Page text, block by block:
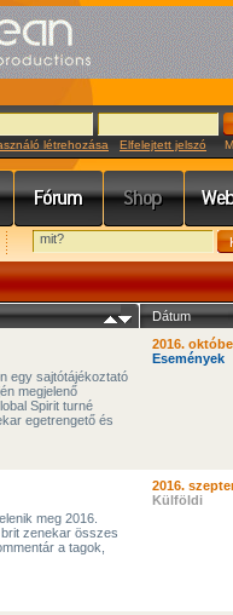
létrehozása Elfelejtett jelszó
Dátum
egy sajtótájékoztató
megjelenő
Spirit turné
egetrengető és
2016.
Események
meg 2016.
zenekar összes
a tagok,
2016.
Külföldi